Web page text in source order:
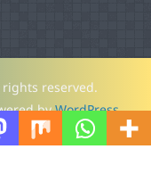
rights reserved.
byWordPress.